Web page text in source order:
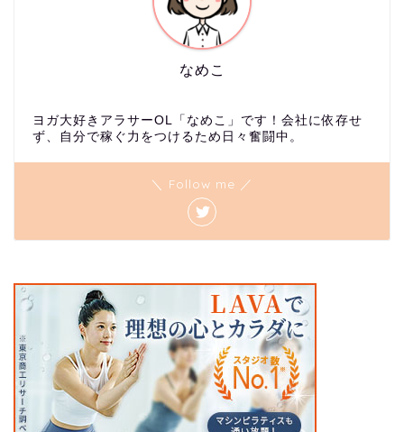
なめこ
ヨガ大好きアラサーOL「なめこ」です！会社に依存せ
ず、自分で稼ぐ力をつけるため日々奮闘中。
＼ Follow me ／